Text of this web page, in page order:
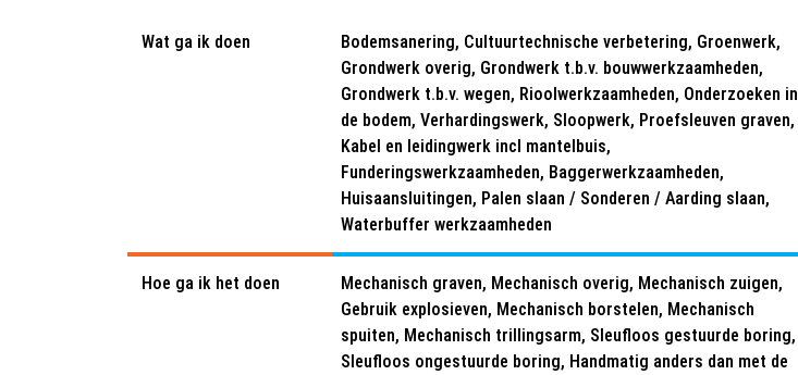
Wat ga ik doen
Bodemsanering, Cultuurtechnische verbetering, Groenwerk,
Grondwerk overig, Grondwerk t.b.v. bouwwerkzaamheden,
Grondwerk t.b.v. wegen, Rioolwerkzaamheden, Onderzoeken in
de bodem, Verhardingswerk, Sloopwerk, Proefsleuven graven,
Kabel en leidingwerk incl mantelbuis,
Funderingswerkzaamheden, Baggerwerkzaamheden,
Huisaansluitingen, Palen slaan / Sonderen / Aarding slaan,
Waterbuffer werkzaamheden
Hoe ga ik het doen
Mechanisch graven, Mechanisch overig, Mechanisch zuigen,
Gebruik explosieven, Mechanisch borstelen, Mechanisch
spuiten, Mechanisch trillingsarm, Sleufloos gestuurde boring,
Sleufloos ongestuurde boring, Handmatig anders dan met de